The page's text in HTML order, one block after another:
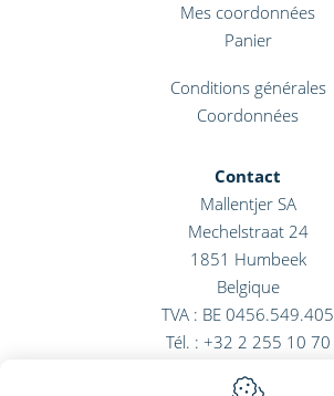
Mes coordonnées
Panier
Conditions générales
Coordonnées
Contact
Mallentjer SA
Mechelstraat 24
1851 Humbeek
Belgique
TVA : BE 0456.549.405
Tél. : +32 2 255 10 70